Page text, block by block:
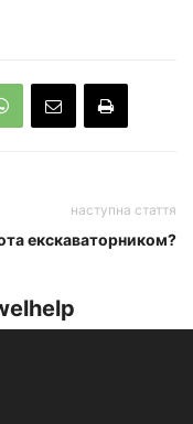
наступна стаття
екскаваторником?